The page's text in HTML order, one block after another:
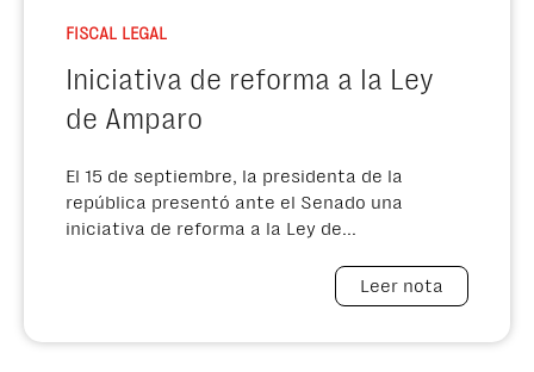
FISCAL LEGAL
Iniciativa de reforma a la Ley
de Amparo
El 15 de septiembre, la presidenta de la
república presentó ante el Senado una
iniciativa de reforma a la Ley de...
Leer nota